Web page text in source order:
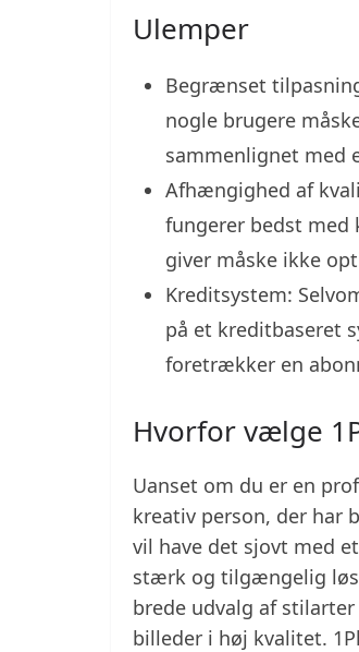
Ulemper
Begrænset
nogle brugere
sammenlignet med
Afhængighed af
fungerer bedst med
giver måske ikke
Kreditsystem:
på et kreditbaseret
foretrækker en
Hvorfor vælge
Uanset om du er en
kreativ person, der har
vil have det sjovt med
stærk og tilgængelig
brede udvalg af
billeder i høj kvalitet.